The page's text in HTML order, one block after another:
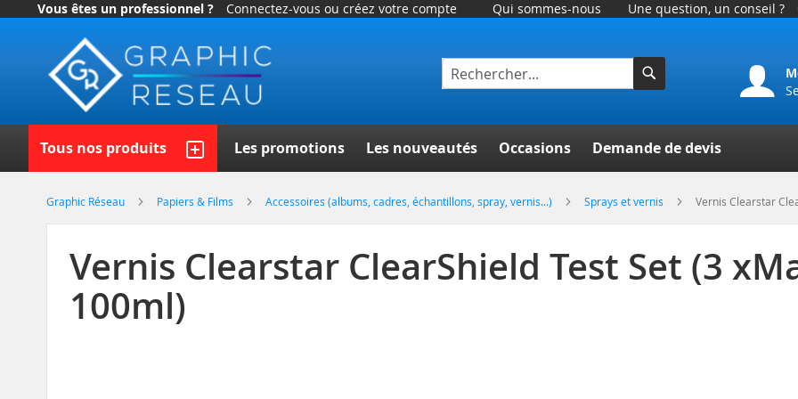
Vous êtes un professionnel ? Connectez-vous ou créez votre compte Qui sommes-nous Une question, un conseil ?
Allez
contenu
Tous nos produits Les promotions Les nouveautés Occasions Demande de devis
Graphic Réseau Papiers & Films Accessoires (albums, cadres, échantillons, spray, vernis...) Sprays et vernis Vernis Clearstar
Vernis Clearstar ClearShield Test Set (3
100ml)